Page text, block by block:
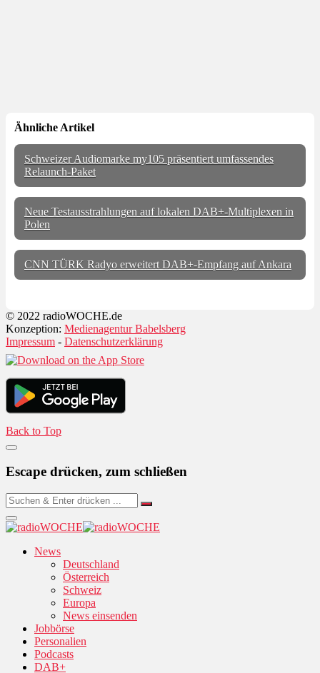
Ähnliche Artikel
Schweizer Audiomarke my105 präsentiert umfassendes
Relaunch-Paket
Neue Testausstrahlungen auf lokalen DAB+-Multiplexen in
Polen
CNN TÜRK Radyo erweitert DAB+-Empfang auf Ankara
© 2022 radioWOCHE.de
Konzeption: Medienagentur Babelsberg
Impressum - Datenschutzerklärung
Back to Top
Escape drücken, zum schließen
News
Deutschland
Österreich
Schweiz
Europa
News einsenden
Jobbörse
Personalien
Podcasts
DAB+